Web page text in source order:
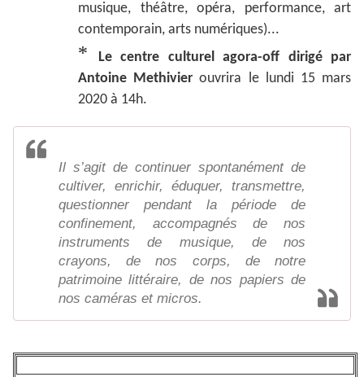
musique, théâtre, opéra, performance, art
contemporain, arts numériques)...
*
Le centre culturel agora-off dirigé par
Antoine Methivier ouvrira le lundi 15 mars
2020 à 14h.
Il s’agit de continuer spontanément de
cultiver, enrichir, éduquer, transmettre,
questionner pendant la période de
confinement, accompagnés de nos
instruments de musique, de nos
crayons, de nos corps, de notre
patrimoine littéraire, de nos papiers de
nos caméras et micros.